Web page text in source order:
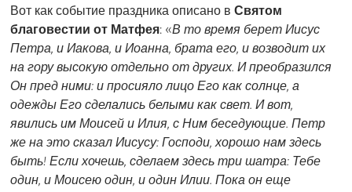
Вот как событие праздника описано вСвятом
благовестии от Матфея: «В то время берет Иисус
Петра, и Иакова, и Иоанна, брата его, и возводит их
на гору высокую отдельно от других. И преобразился
Он пред ними: и просияло лицо Его как солнце, а
одежды Его сделались белыми как свет. И вот,
явились им Моисей и Илия, с Ним беседующие. Петр
же на это сказал Иисусу: Господи, хорошо нам здесь
быть! Если хочешь, сделаем здесь три шатра: Тебе
один, и Моисею один, и один Илии. Пока он еще